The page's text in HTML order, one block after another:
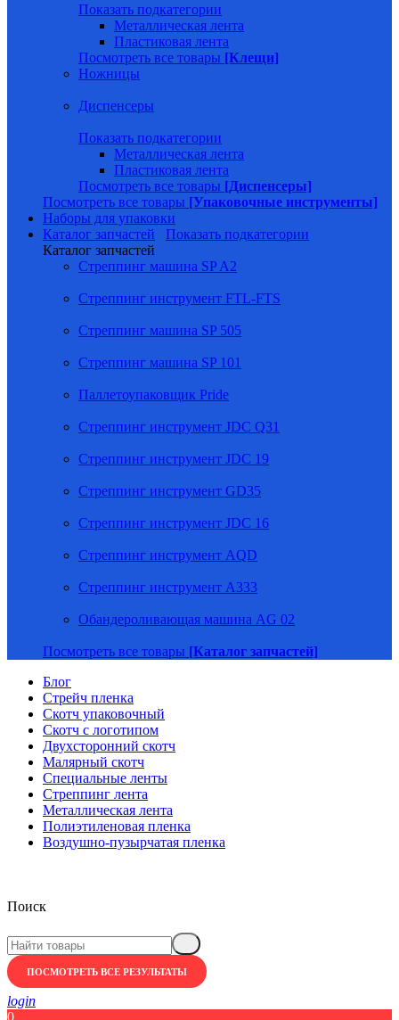
Показать подкатегории
Металлическая лента
Пластиковая лента
Посмотреть все товары [Клещи]
Ножницы
Диспенсеры
Показать подкатегории
Металлическая лента
Пластиковая лента
Посмотреть все товары [Диспенсеры]
Посмотреть все товары [Упаковочные инструменты]
Наборы для упаковки
Каталог запчастей
Показать подкатегории
Каталог запчастей
Стреппинг машина SP A2
Стреппинг инструмент FTL-FTS
Стреппинг машина SP 505
Стреппинг машина SP 101
Паллетоупаковщик Pride
Стреппинг инструмент JDC Q31
Стреппинг инструмент JDC 19
Стреппинг инструмент GD35
Стреппинг инструмент JDC 16
Стреппинг инструмент AQD
Стреппинг инструмент A333
Обандероливающая машина AG 02
Посмотреть все товары [Каталог запчастей]
Блог
Стрейч пленка
Скотч упаковочный
Скотч с логотипом
Двухсторонний скотч
Малярный скотч
Специальные ленты
Стреппинг лента
Металлическая лента
Полиэтиленовая пленка
Воздушно-пузырчатая пленка
Поиск
ПОСМОТРЕТЬ ВСЕ РЕЗУЛЬТАТЫ
login
0